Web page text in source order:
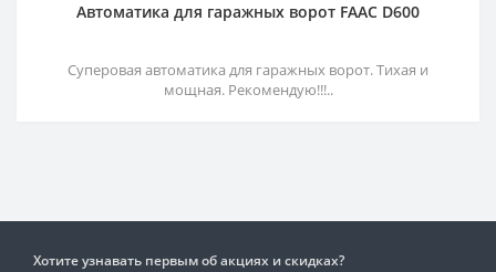
Автоматика для гаражных ворот FAAC D600
Суперовая автоматика для гаражных ворот. Тихая и
мощная. Рекомендую!!!..
Хотите узнавать первым об акциях и скидках?